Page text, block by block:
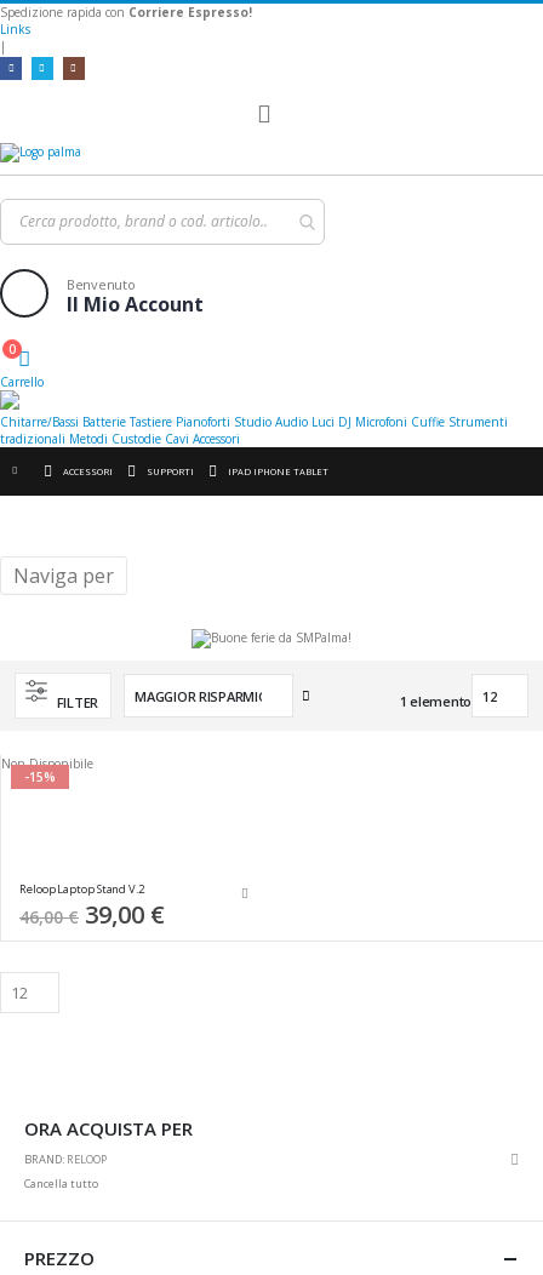
Spedizione rapida con Corriere Espresso!
Links
|
Benvenuto
Il Mio Account
Cart
0
Carrello
Chitarre/Bassi Batterie Tastiere Pianoforti Studio Audio Luci DJ Microfoni Cuffie Strumenti
tradizionali Metodi Custodie Cavi Accessori
ACCESSORI SUPPORTI IPAD IPHONE TABLET
FILTER
Imposta
1 elemento
-15%
Non Disponibile
Reloop Laptop Stand V.2
46,00 € Special
Price
39,00 €
Naviga per
ORA ACQUISTA PER
BRAND RELOOP
Cancella tutto
PREZZO